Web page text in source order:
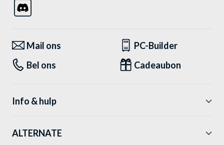
Mail ons
PC-Builder
Bel ons
Cadeaubon
Info & hulp
ALTERNATE